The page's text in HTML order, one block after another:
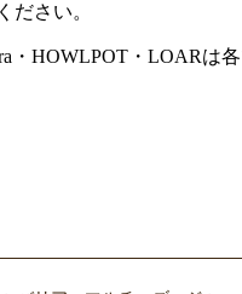
ださい。
HOWLPOT・LOARは